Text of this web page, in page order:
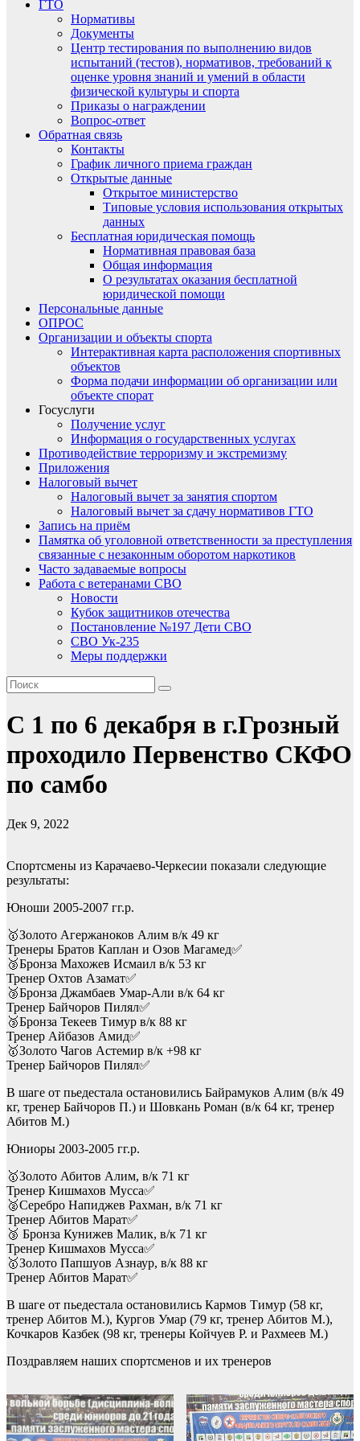
ГТО
Нормативы
Документы
Центр тестирования по выполнению видов
испытаний (тестов), нормативов, требований к
оценке уровня знаний и умений в области
физической культуры и спорта
Приказы о награждении
Вопрос-ответ
Обратная связь
Контакты
График личного приема граждан
Открытые данные
Открытое министерство
Типовые условия использования открытых
данных
Бесплатная юридическая помощь
Нормативная правовая база
Общая информация
О результатах оказания бесплатной
юридической помощи
Персональные данные
ОПРОС
Организации и объекты спорта
Интерактивная карта расположения спортивных
объектов
Форма подачи информации об организации или
объекте спорат
Госуслуги
Получение услуг
Информация о государственных услугах
Противодействие терроризму и экстремизму
Приложения
Налоговый вычет
Налоговый вычет за занятия спортом
Налоговый вычет за сдачу нормативов ГТО
Запись на приём
Памятка об уголовной ответственности за преступления
связанные с незаконным оборотом наркотиков
Часто задаваемые вопросы
Работа с ветеранами СВО
Новости
Кубок защитников отечества
Постановление №197 Дети СВО
СВО Ук-235
Меры поддержки
С 1 по 6 декабря в г.Грозный
проходило Первенство СКФО
по самбо
Дек 9, 2022
Спортсмены из Карачаево-Черкесии показали следующие
результаты:
Юноши 2005-2007 гг.р.
🥇Золото Агержаноков Алим в/к 49 кг
Тренеры Братов Каплан и Озов Магамед✅
🥉Бронза Махожев Исмаил в/к 53 кг
Тренер Охтов Азамат✅
🥉Бронза Джамбаев Умар-Али в/к 64 кг
Тренер Байчоров Пилял✅
🥉Бронза Текеев Тимур в/к 88 кг
Тренер Айбазов Амид✅
🥇Золото Чагов Астемир в/к +98 кг
Тренер Байчоров Пилял✅
В шаге от пьедестала остановились Байрамуков Алим (в/к 49
кг, тренер Байчоров П.) и Шовкань Роман (в/к 64 кг, тренер
Абитов М.)
Юниоры 2003-2005 гг.р.
🥇Золото Абитов Алим, в/к 71 кг
Тренер Кишмахов Мусса✅
🥈Серебро Напиджев Рахман, в/к 71 кг
Тренер Абитов Марат✅
🥉 Бронза Кунижев Малик, в/к 71 кг
Тренер Кишмахов Мусса✅
🥇Золото Папшуов Азнаур, в/к 88 кг
Тренер Абитов Марат✅
В шаге от пьедестала остановились Кармов Тимур (58 кг,
тренер Абитов М.), Кургов Умар (79 кг, тренер Абитов М.),
Кочкаров Казбек (98 кг, тренеры Койчуев Р. и Рахмеев М.)
Поздравляем наших спортсменов и их тренеров